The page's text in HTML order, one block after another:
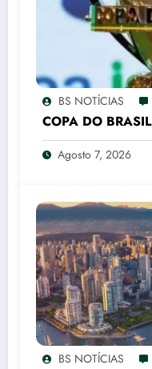
BS NOTÍCIAS
COPA DO BRASIL
Agosto 7, 2026
BS NOTÍCIAS